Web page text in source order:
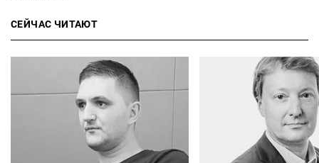
СЕЙЧАС ЧИТАЮТ